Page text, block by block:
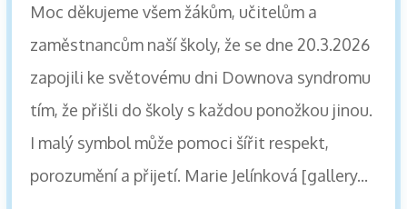
Moc děkujeme všem žákům, učitelům a
zaměstnancům naší školy, že se dne 20.3.2026
zapojili ke světovému dni Downova syndromu
tím, že přišli do školy s každou ponožkou jinou.
I malý symbol může pomoci šířit respekt,
porozumění a přijetí. Marie Jelínková [gallery...